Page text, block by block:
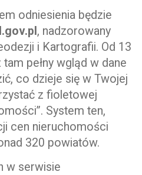
odniesienia będzie
, nadzorowany
i Kartografii. Od 13
pełny wgląd w dane
co dzieje się w Twojej
z fioletowej
System ten,
cen nieruchomości
320 powiatów.
w serwisie